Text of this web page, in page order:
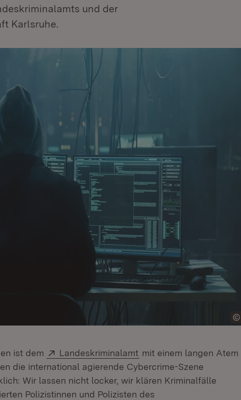
und der
Karlsruhe.
ist dem Extern:
Landeskriminalamt (Öffnet in neuem Fenster)
mit einem langen Atem
die international agierende Cybercrime-Szene
Wir lassen nicht locker, wir klären Kriminalfälle
Polizistinnen und Polizisten des